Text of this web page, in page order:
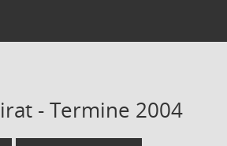
- Termine 2004